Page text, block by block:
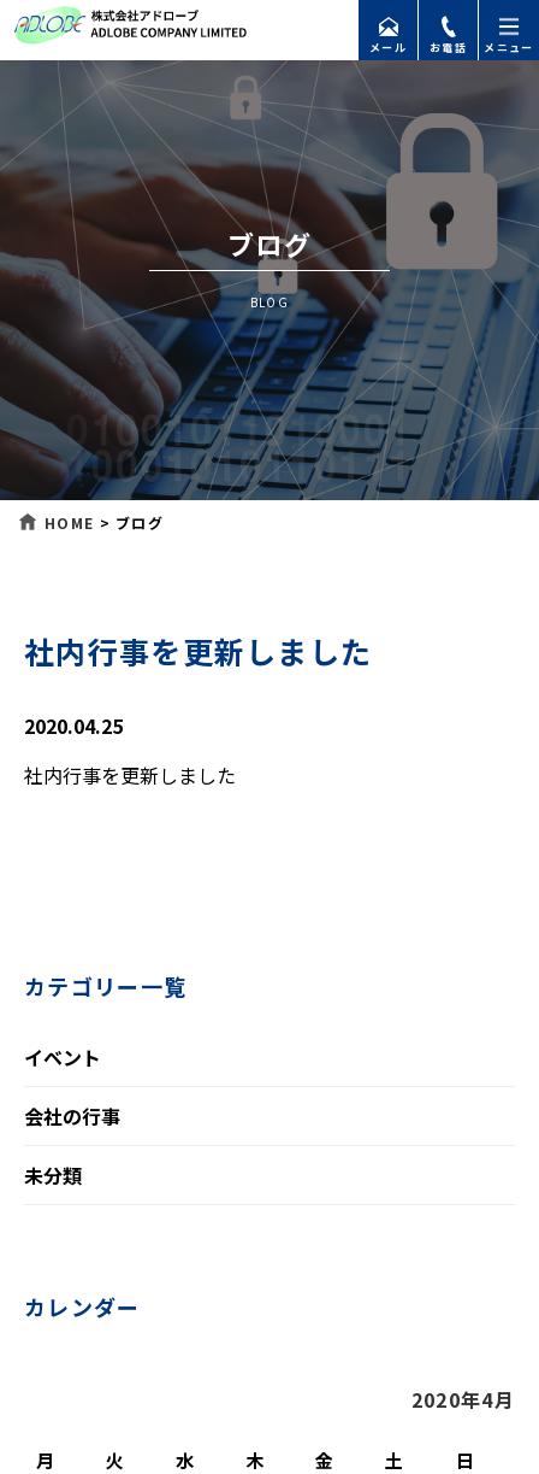
メール お電話 メニュー
ブログ
BLOG
HOME > ブログ
社内行事を更新しました
2020.04.25
社内行事を更新しました
カテゴリー一覧
イベント
会社の行事
未分類
カレンダー
2020年4月
月 火 水 木 金 土 日